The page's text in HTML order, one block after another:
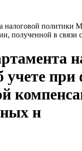
налоговой политики
полученной в связи
учете
н